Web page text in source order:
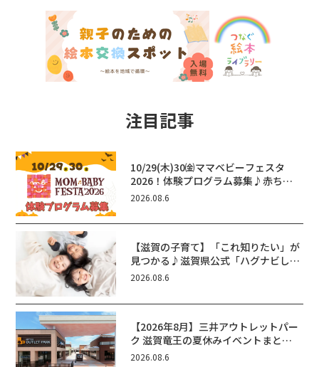
注目記事
10/29(木)30㈮ママベビーフェスタ
2026！体験プログラム募集♪赤ちゃ
ん向けイベントに出演しませんか？
2026.08.6
【滋賀の子育て】「これ知りたい」が
見つかる♪滋賀県公式「ハグナビし
が」使ってる？おでかけ・制度・子育
2026.08.6
【2026年8月】三井アウトレットパー
ク 滋賀竜王の夏休みイベントまと
め！びしょぬれ水あそび・激辛グル
2026.08.6